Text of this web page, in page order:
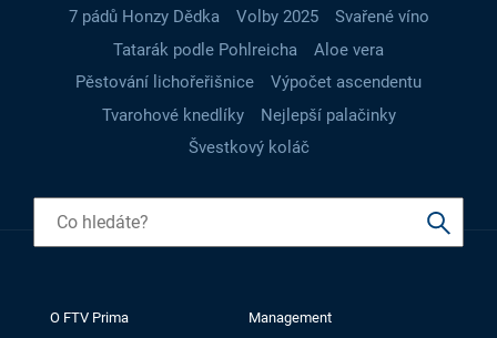
7 pádů Honzy Dědka
Volby 2025
Svařené víno
Tatarák podle Pohlreicha
Aloe vera
Pěstování lichořeřišnice
Výpočet ascendentu
Tvarohové knedlíky
Nejlepší palačinky
Švestkový koláč
O FTV Prima Management